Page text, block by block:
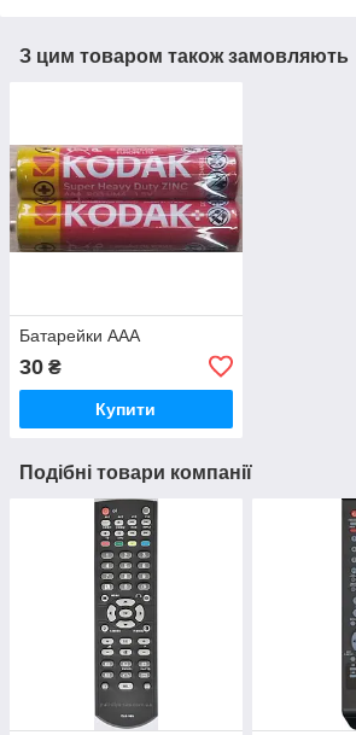
З цим товаром також замовляють
Батарейки ААА
30 ₴
Купити
Подібні товари компанії